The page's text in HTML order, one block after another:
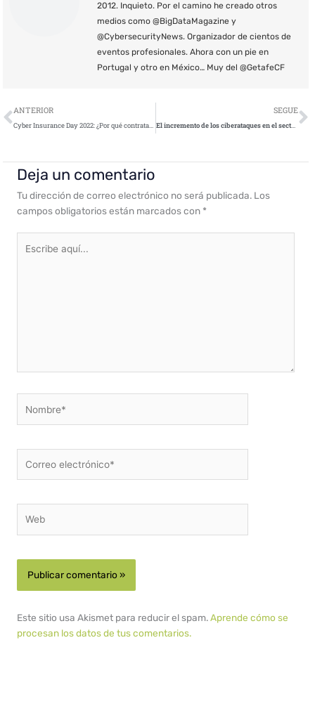
2012. Inquieto. Por el camino he creado otros
medios como @BigDataMagazine y
@CybersecurityNews. Organizador de cientos de
eventos profesionales. Ahora con un pie en
Portugal y otro en México… Muy del @GetafeCF
Ant
ANTERIOR
Cyber Insurance Day 2022: ¿Por qué contratar un seguro de Ciber Riesgos? – Exsel Underwriting Agency
SEGUE
El incremento de los ciberataques en el sector sanitario no cesa después de dos años de pandemia
Deja un comentario
Tu dirección de correo electrónico no será publicada. Los
campos obligatorios están marcados con *
aquí...
electrónico*
Este sitio usa Akismet para reducir el spam.Aprende cómo se
procesan los datos de tus comentarios.